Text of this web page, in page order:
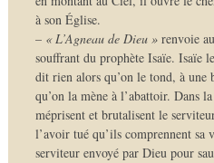
à son Église.
– « L’Agneau de Dieu »renvoie
souffrant du prophète Isaïe. Isaïe
dit rien alors qu’on le tond, à une
qu’on la mène à l’abattoir. Dans
méprisent et brutalisent le
l’avoir tué qu’ils comprennent
serviteur envoyé par Dieu pour